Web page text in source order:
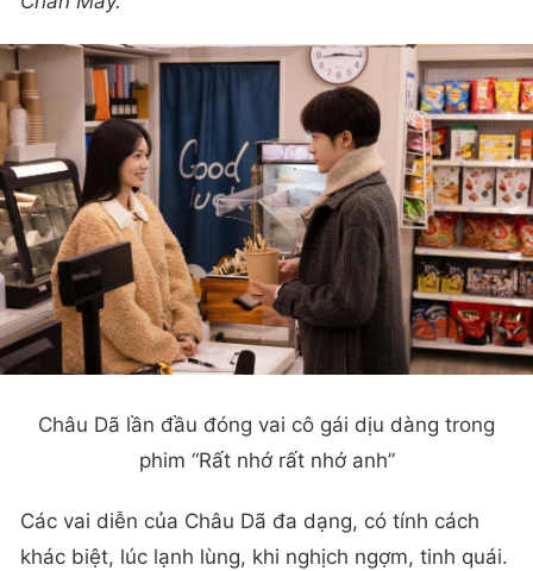
Châu Dã lần đầu đóng vai cô gái dịu dàng trong
phim “Rất nhớ rất nhớ anh”
Các vai diễn của Châu Dã đa dạng, có tính cách
khác biệt, lúc lạnh lùng, khi nghịch ngợm, tinh quái.